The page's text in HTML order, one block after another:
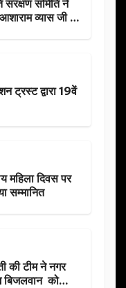
समिति नें
व्यास जी के
ट्रस्ट द्वारा 19वें
महिला दिवस पर
सम्मानित
की टीम ने नगर
बिजलवान को